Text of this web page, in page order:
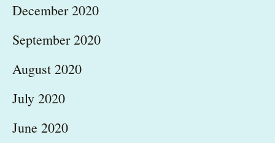
December 2020
September 2020
August 2020
July 2020
June 2020